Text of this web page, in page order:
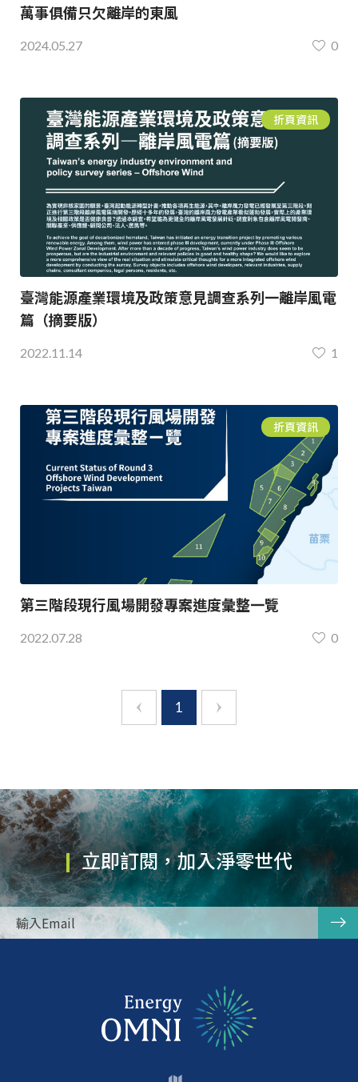
萬事俱備只欠離岸的東風
2024.05.27 0
折頁資訊
臺灣能源產業環境及政策意見調查系列一離岸風電
篇（摘要版）
2022.11.14 1
折頁資訊
第三階段現行風場開發專案進度彙整一覽
2022.07.28 0
1
立即訂閱，加入淨零世代